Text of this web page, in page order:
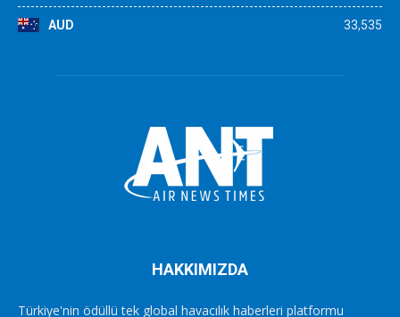
AUD 33,535
HAKKIMIZDA
Türkiye'nin ödüllü tek global havacılık haberleri platformu